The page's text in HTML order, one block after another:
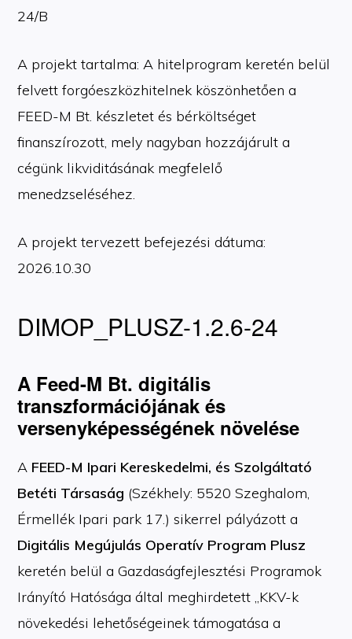
24/B
A projekt tartalma: A hitelprogram keretén belül
felvett forgóeszközhitelnek köszönhetően a
FEED-M Bt. készletet és bérköltséget
finanszírozott, mely nagyban hozzájárult a
cégünk likviditásának megfelelő
menedzseléséhez.
A projekt tervezett befejezési dátuma:
2026.10.30
DIMOP_PLUSZ-1.2.6-24
A Feed-M Bt. digitális
transzformációjának és
versenyképességének növelése
A FEED-M Ipari Kereskedelmi, és Szolgáltató
Betéti Társaság (Székhely: 5520 Szeghalom,
Érmellék Ipari park 17.) sikerrel pályázott a
Digitális Megújulás Operatív Program Plusz
keretén belül a Gazdaságfejlesztési Programok
Irányító Hatósága által meghirdetett „KKV-k
növekedési lehetőségeinek támogatása a